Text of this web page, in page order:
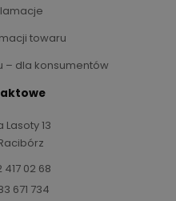
towaru
– dla konsumentów
Lasoty 13
02 68
671 734